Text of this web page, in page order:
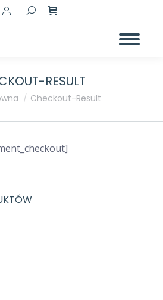
Szukaj:
RESULT
Checkout-Result